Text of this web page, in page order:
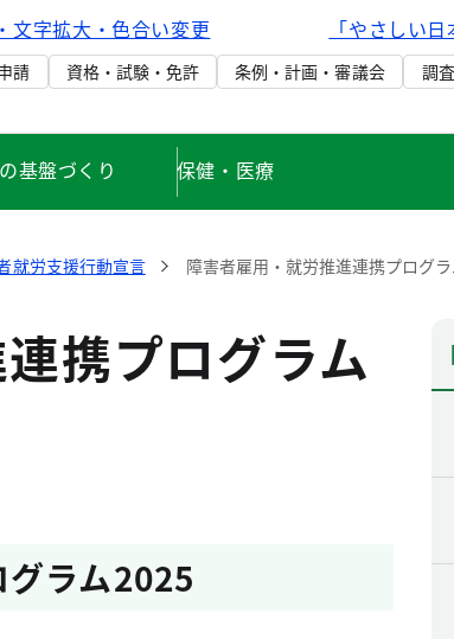
文字拡大・色合い変更 「やさしい
請 資格・試験・免許 条例・計画・審議会
調
基盤づくり 保健・医療
就労支援行動宣言 障害者雇用・就労推進連携プログ
携プログラム
ラム2025